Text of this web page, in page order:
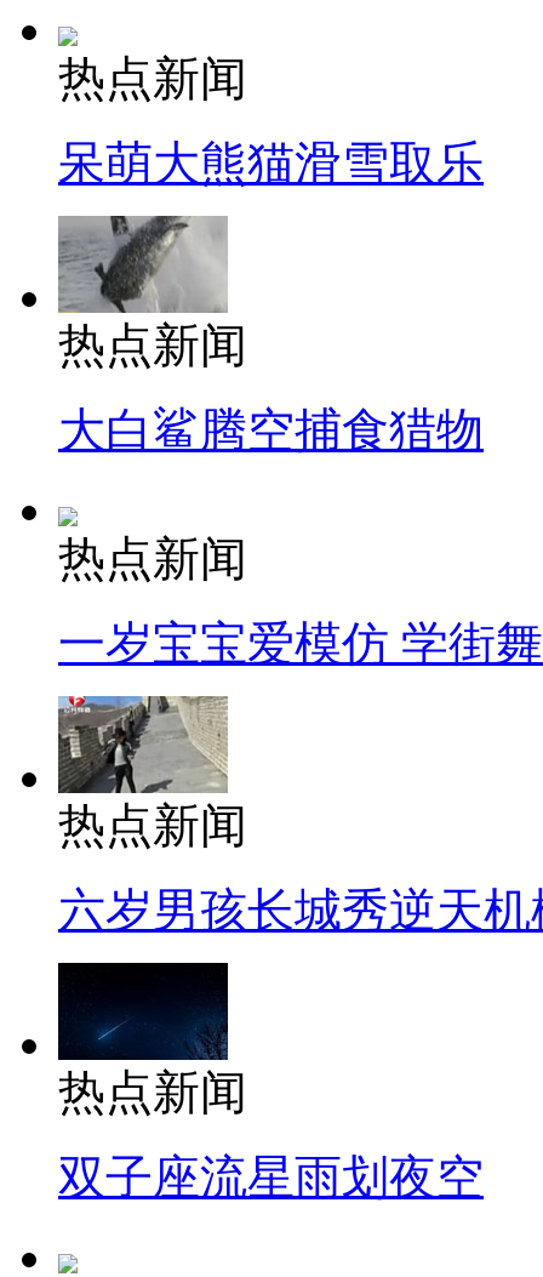
热点新闻
呆萌大熊猫滑雪取乐
热点新闻
大白鲨腾空捕食猎物
热点新闻
一岁宝宝爱模仿 学街
热点新闻
六岁男孩长城秀逆天机
热点新闻
双子座流星雨划夜空